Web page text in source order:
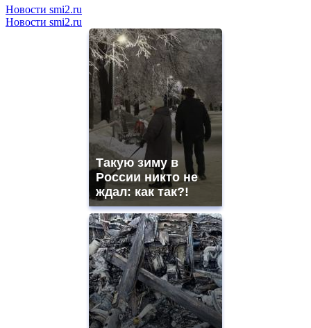
Новости smi2.ru
Новости smi2.ru
Такую зиму в
России никто не
ждал: как так?!